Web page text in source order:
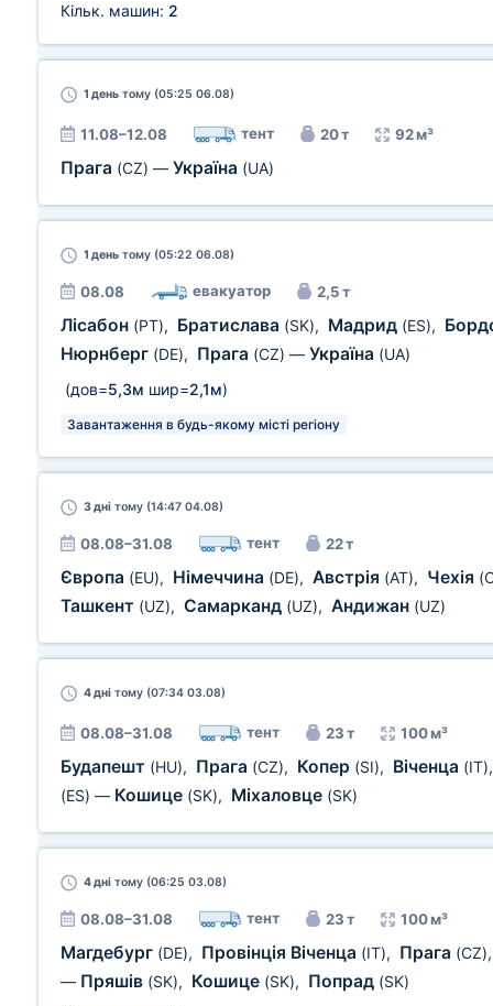
Кільк. машин: 2
1 день тому (05:25 06.08)
11.08–12.08 тент 20 т 92 м³
Прага (CZ) — Україна (UA)
1 день тому (05:22 06.08)
08.08 евакуатор 2,5 т
Лісабон (PT), Братислава (SK), Мадрид (ES),
Нюрнберг (DE), Прага (CZ) — Україна (UA)
(дов=5,3м шир=2,1м)
Завантаження в будь-якому місті регіону
3 дні тому (14:47 04.08)
08.08–31.08 тент 22 т
Європа (EU), Німеччина (DE), Австрія (AT), Чехія
Ташкент (UZ), Самарканд (UZ), Андижан (UZ)
4 дні тому (07:34 03.08)
08.08–31.08 тент 23 т 100 м³
Будапешт (HU), Прага (CZ), Копер (SI), Віченца (IT)
(ES) — Кошице (SK), Міхаловце (SK)
4 дні тому (06:25 03.08)
08.08–31.08 тент 23 т 100 м³
Магдебург (DE), Провінція Віченца (IT), Прага (CZ)
— Пряшів (SK), Кошице (SK), Попрад (SK)